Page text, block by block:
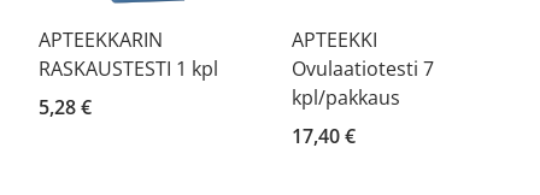
APTEEKKARIN
RASKAUSTESTI 1 kpl
5,28 €
APTEEKKI
Ovulaatiotesti 7
kpl/pakkaus
17,40 €